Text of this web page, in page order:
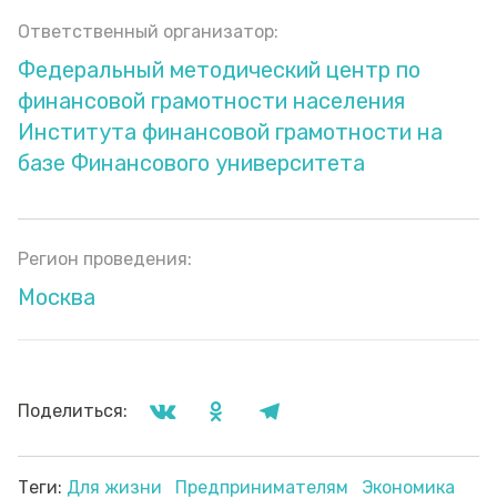
Ответственный организатор:
Федеральный методический центр по
финансовой грамотности населения
Института финансовой грамотности на
базе Финансового университета
Регион проведения:
Москва
Поделиться:
Теги: Для жизни Предпринимателям Экономика